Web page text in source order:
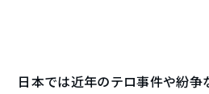
日本では近年のテロ事件や紛争